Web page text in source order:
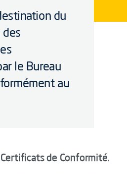
du
le Bureau
au
Certificats de Conformité.